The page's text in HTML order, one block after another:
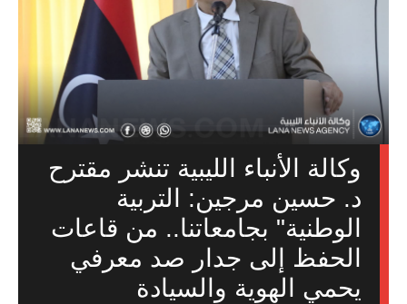
وكالة الأنباء الليبية تنشر مقترح
د. حسين مرجين: التربية
الوطنية" بجامعاتنا.. من قاعات
الحفظ إلى جدار صد معرفي
يحمي الهوية والسيادة